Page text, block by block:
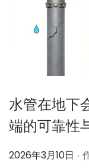
水管在地下
端的可靠性
作
2026年3月10日 .